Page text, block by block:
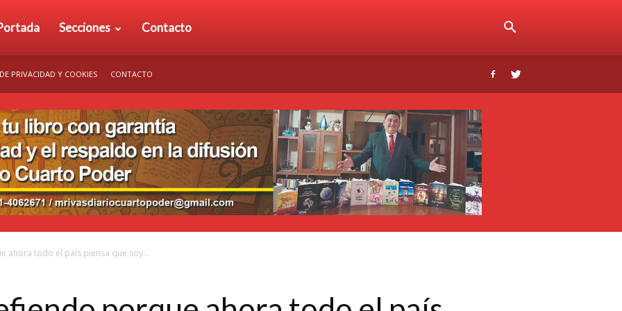
Secciones Contacto
PRIVACIDAD Y COOKIES CONTACTO
ahora todo el país piensa que soy...